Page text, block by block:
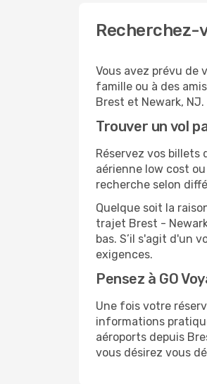
Recherchez-
Vous avez prévu de
famille ou à des
Brest et Newark, NJ.
Trouver un vol
Réservez vos billets
aérienne low cost
recherche selon
Quelque soit la
trajet Brest -
bas. S’il s'agit d'un
exigences.
Pensez à GO
Une fois votre
informations
aéroports depuis
vous désirez vous